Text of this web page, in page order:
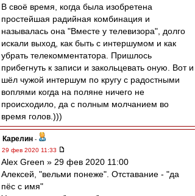
В своё время, когда была изобретена
простейшая радийная комбинация и
называлась она "Вместе у телевизора", долго
искали выход, как быть с интершумом и как
убрать телекомментатора. Пришлось
прибегнуть к записи и закольцевать оную. Вот и
шёл чужой интершум по кругу с радостными
воплями когда на поляне ничего не
происходило, да с полным молчанием во
время голов.)))
Карелин -
29 фев 2020 11:33
Alex Green » 29 фев 2020 11:00
Алексей, "вельми понеже". Отставание - "да
пёс с имя"